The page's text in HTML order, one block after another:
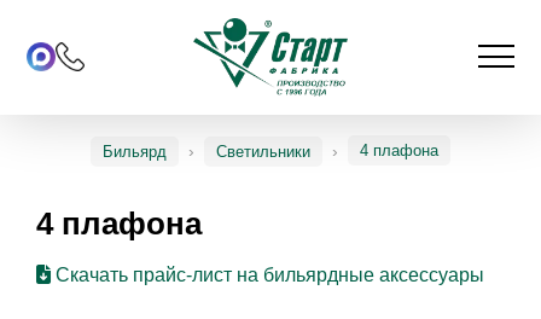
Бильярд Светильники 4 плафона
4 плафона
Скачать прайс-лист на бильярдные аксессуары